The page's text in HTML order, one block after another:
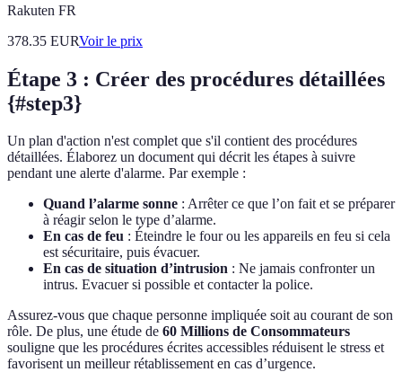
Rakuten FR
378.35 EURVoir le prix
Étape 3 : Créer des procédures détaillées
{#step3}
Un plan d'action n'est complet que s'il contient des procédures
détaillées. Élaborez un document qui décrit les étapes à suivre
pendant une alerte d'alarme. Par exemple :
Quand l’alarme sonne : Arrêter ce que l’on fait et se préparer
à réagir selon le type d’alarme.
En cas de feu : Éteindre le four ou les appareils en feu si cela
est sécuritaire, puis évacuer.
En cas de situation d’intrusion : Ne jamais confronter un
intrus. Evacuer si possible et contacter la police.
Assurez-vous que chaque personne impliquée soit au courant de son
rôle. De plus, une étude de 60 Millions de Consommateurs
souligne que les procédures écrites accessibles réduisent le stress et
favorisent un meilleur rétablissement en cas d’urgence.